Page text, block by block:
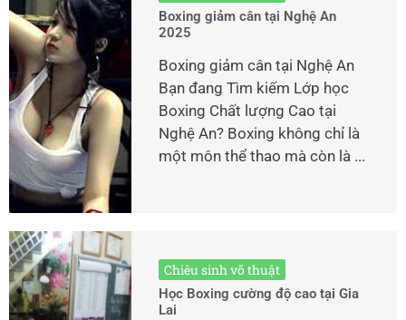
Boxing giảm cân tại Nghệ An
2025
Boxing giảm cân tại Nghệ An
Bạn đang Tìm kiếm Lớp học
Boxing Chất lượng Cao tại
Nghệ An? Boxing không chỉ là
một môn thể thao mà còn là ...
Chiêu sinh võ thuật
Học Boxing cường độ cao tại Gia
Lai